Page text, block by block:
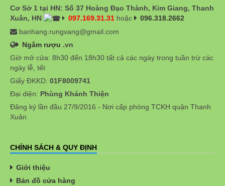
Cơ Sở 1 tại HN: Số 37 Hoàng Đạo Thành, Kim Giang, Thanh
Xuân, HN
097.169.31.31 hoặc
096.318.2662
banhang.rungvang@gmail.com
Ngâm rượu .vn
Giờ mở cửa: 8h30 đến 18h30 tất cả các ngày trong tuần trừ các
ngày lễ, tết
Giấy ĐKKD: 01F8009741
Đại diện: Phùng Khánh Thiện
Đăng ký lần đầu 27/9/2016 - Nơi cấp phòng TCKH quận Thanh
Xuân
CHÍNH SÁCH & QUY ĐỊNH
Giới thiệu
Bản đồ cửa hàng